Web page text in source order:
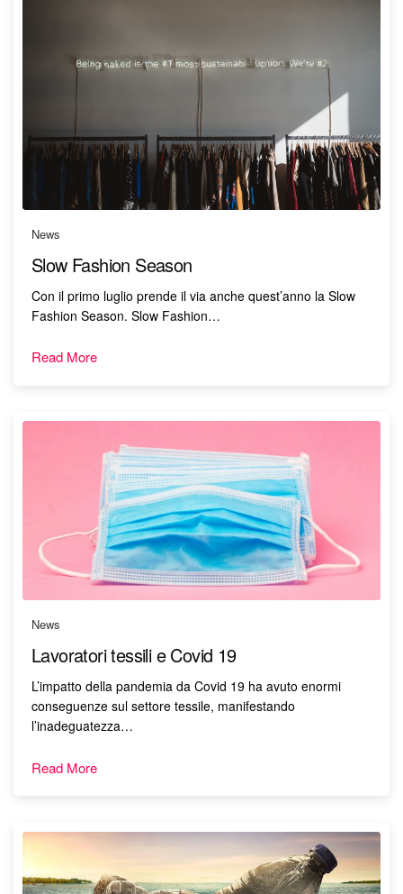
News
Slow Fashion Season
Con il primo luglio prende il via anche quest’anno la Slow
Fashion Season. Slow Fashion…
Read More
News
Lavoratori tessili e Covid 19
L’impatto della pandemia da Covid 19 ha avuto enormi
conseguenze sul settore tessile, manifestando
l’inadeguatezza…
Read More